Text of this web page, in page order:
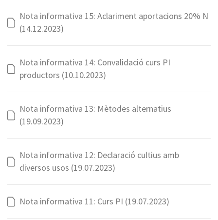
Nota informativa 15: Aclariment aportacions 20% N
(14.12.2023)
Nota informativa 14: Convalidació curs PI
productors (10.10.2023)
Nota informativa 13: Mètodes alternatius
(19.09.2023)
Nota informativa 12: Declaració cultius amb
diversos usos (19.07.2023)
Nota informativa 11: Curs PI (19.07.2023)